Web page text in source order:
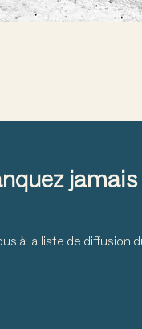
à la liste de diffusion